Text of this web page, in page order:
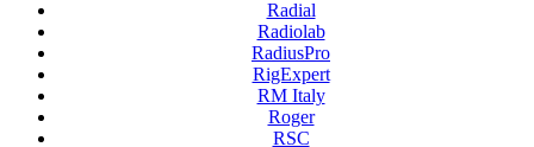
Radial
Radiolab
RadiusPro
RigExpert
RM Italy
Roger
RSC